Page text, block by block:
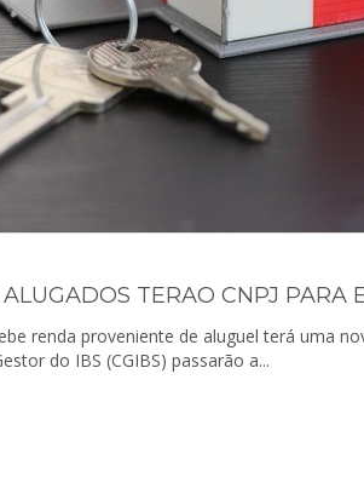
renda proveniente de aluguel terá uma
do IBS (CGIBS) passarão a...